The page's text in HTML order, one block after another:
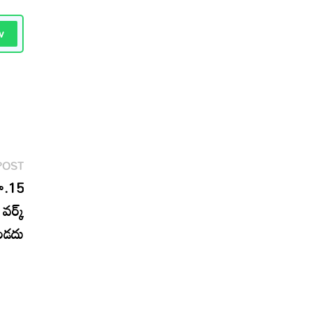
Next
post: